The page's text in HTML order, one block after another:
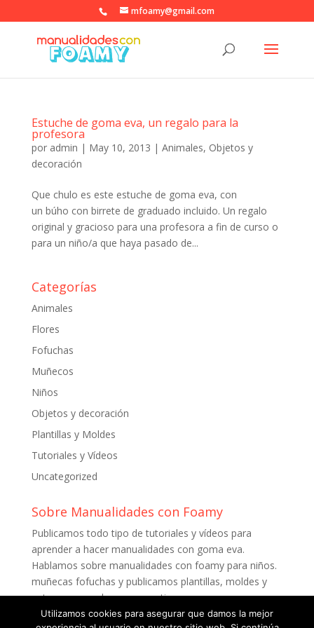
mfoamy@gmail.com
Estuche de goma eva, un regalo para la
profesora
por admin | May 10, 2013 | Animales, Objetos y
decoración
Que chulo es este estuche de goma eva, con
un búho con birrete de graduado incluido. Un regalo
original y gracioso para una profesora a fin de curso o
para un niño/a que haya pasado de...
Categorías
Animales
Flores
Fofuchas
Muñecos
Niños
Objetos y decoración
Plantillas y Moldes
Tutoriales y Vídeos
Uncategorized
Sobre Manualidades con Foamy
Publicamos todo tipo de tutoriales y vídeos para
aprender a hacer manualidades con goma eva.
Hablamos sobre manualidades con foamy para niños.
muñecas fofuchas y publicamos plantillas, moldes y
patrones para descargar gratis.
Utilizamos cookies para asegurar que damos la mejor